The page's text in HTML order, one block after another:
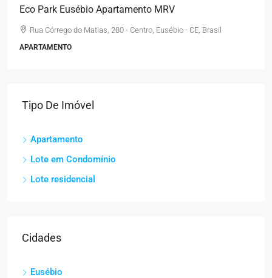
Eco Park Eusébio Apartamento MRV
Rua Córrego do Matias, 280 - Centro, Eusébio - CE, Brasil
APARTAMENTO
Tipo De Imóvel
Apartamento
Lote em Condomínio
Lote residencial
Cidades
Eusébio